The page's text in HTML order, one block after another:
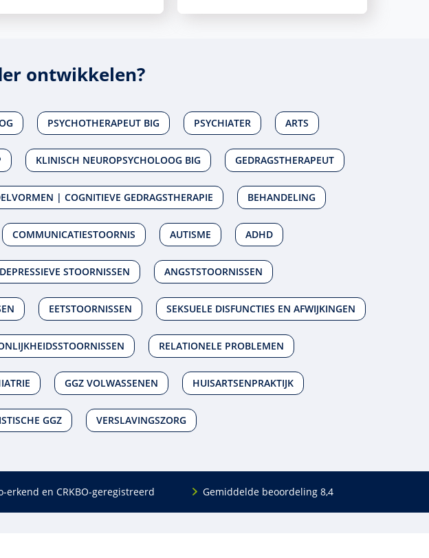
ontwikkelen?
PSYCHOTHERAPEUT BIG PSYCHIATER ARTS
KLINISCH NEUROPSYCHOLOOG BIG GEDRAGSTHERAPEUT
| COGNITIEVE GEDRAGSTHERAPIE BEHANDELING
COMMUNICATIESTOORNIS AUTISME ADHD
DEPRESSIEVE STOORNISSEN ANGSTSTOORNISSEN
EETSTOORNISSEN SEKSUELE DISFUNCTIES EN AFWIJKINGEN
RELATIONELE PROBLEMEN
GGZ VOLWASSENEN HUISARTSENPRAKTIJK
GGZ VERSLAVINGSZORG
erkend en CRKBO-geregistreerd Gemiddelde beoordeling 8,4